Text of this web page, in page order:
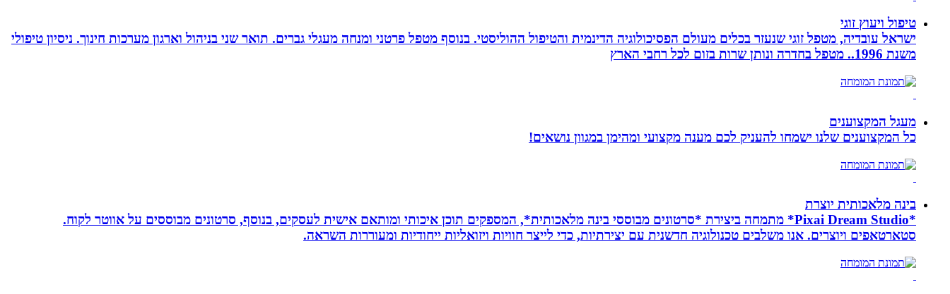
טיפול ויעוץ זוגי
ישראל עובדיה, מטפל זוגי שנעזר בכלים מעולם הפסיכולוגיה הדינמית והטיפול ההוליסטי. בנוסף מטפל פרטני ומנחה מעגלי גברים. תואר שני בניהול וארגון מערכות חינוך. ניסיון טיפולי
משנת 1996.. מטפל בחדרה ונותן שרות בזום לכל רחבי הארץ
מעגל המקצוענים
כל המקצוענים שלנו ישמחו להעניק לכם מענה מקצועי ומהימן במגוון נושאים!
בינה מלאכותית יוצרת
*Pixai Dream Studio* מתמחה ביצירת *סרטונים מבוססי בינה מלאכותית*, המספקים תוכן איכותי ומותאם אישית לעסקים, בנוסף, סרטונים מבוססים על אווטר לקוח.
סטארטאפים ויוצרים. אנו משלבים טכנולוגיה חדשנית עם יצירתיות, כדי לייצר חוויות ויזואליות ייחודיות ומעוררות השראה.